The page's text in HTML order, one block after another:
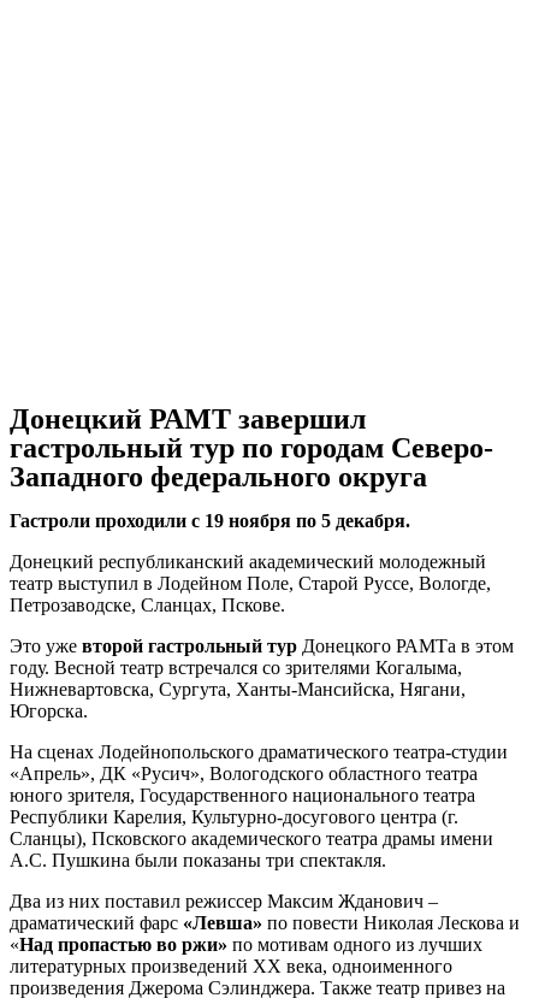
Донецкий РАМТ завершил
гастрольный тур по городам Северо-
Западного федерального округа
Гастроли проходили с 19 ноября по 5 декабря.
Донецкий республиканский академический молодежный
театр выступил в Лодейном Поле, Старой Руссе, Вологде,
Петрозаводске, Сланцах, Пскове.
Это уже второй гастрольный тур Донецкого РАМТа в этом
году. Весной театр встречался со зрителями Когалыма,
Нижневартовска, Сургута, Ханты-Мансийска, Нягани,
Югорска.
На сценах Лодейнопольского драматического театра-студии
«Апрель», ДК «Русич», Вологодского областного театра
юного зрителя, Государственного национального театра
Республики Карелия, Культурно-досугового центра (г.
Сланцы), Псковского академического театра драмы имени
А.С. Пушкина были показаны три спектакля.
Два из них поставил режиссер Максим Жданович –
драматический фарс «Левша» по повести Николая Лескова и
«Над пропастью во ржи» по мотивам одного из лучших
литературных произведений ХХ века, одноименного
произведения Джерома Сэлинджера. Также театр привез на